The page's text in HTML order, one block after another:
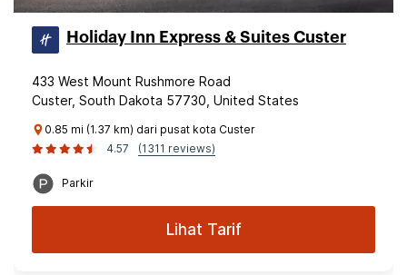
Holiday Inn Express & Suites Custer
433 West Mount Rushmore Road
Custer, South Dakota 57730, United States
0.85 mi (1.37 km) dari pusat kota Custer
4.57
(1311 reviews)
Parkir
Lihat Tarif